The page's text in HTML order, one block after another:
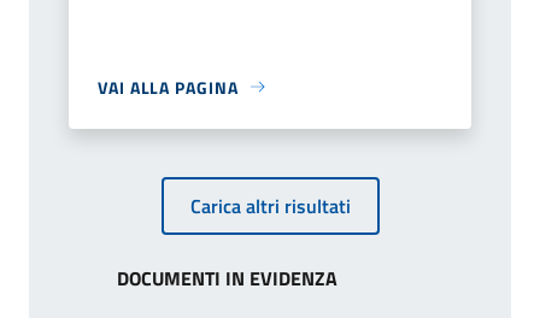
VAI ALLA PAGINA
Carica altri risultati
DOCUMENTI IN EVIDENZA